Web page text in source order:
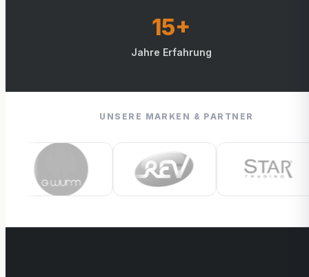
15+
Jahre Erfahrung
UNSERE MARKEN & PARTNER